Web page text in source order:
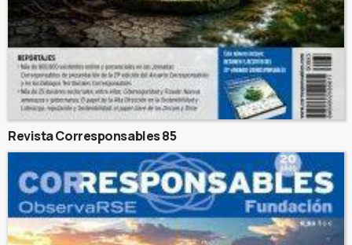
Revista Corresponsables 85